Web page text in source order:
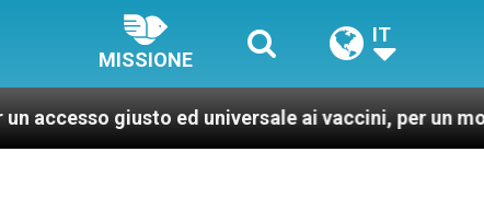
MISSIONE
IT
ed universale ai vaccini, per un mondo più sano e